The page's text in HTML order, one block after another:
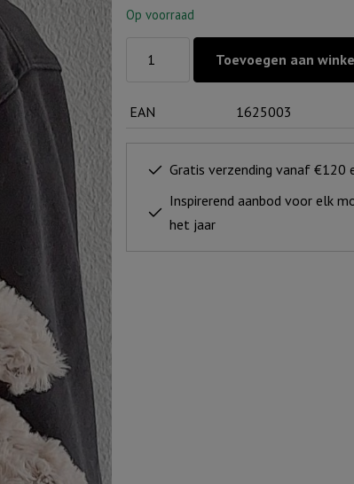
Op voorraad
Toevoegen aan
EAN 1625003
Gratis verzending vanaf €120
Inspirerend aanbod voor elk
het jaar